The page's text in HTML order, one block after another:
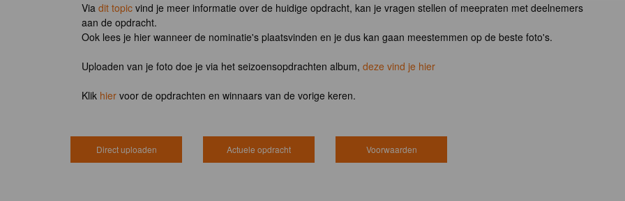
Via dit topic vind je meer informatie over de huidige opdracht, kan je vragen stellen of meepraten met deelnemers
aan de opdracht.
Ook lees je hier wanneer de nominatie's plaatsvinden en je dus kan gaan meestemmen op de beste foto's.
Uploaden van je foto doe je via het seizoensopdrachten album, deze vind je hier
Klik hier voor de opdrachten en winnaars van de vorige keren.
Direct uploaden Actuele opdracht Voorwaarden